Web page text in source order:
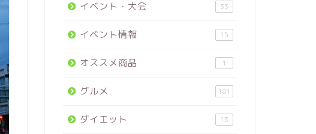
イベント・大会 33
イベント情報 15
オススメ商品 1
グルメ 181
ダイエット 13